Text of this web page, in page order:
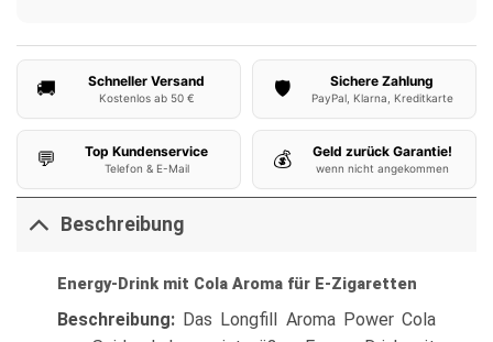
🚚 Schneller Versand
Kostenlos ab 50 € 🛡️ Sichere Zahlung
PayPal, Klarna, Kreditkarte
💬 Top Kundenservice
Telefon & E-Mail 💰 Geld zurück Garantie!
wenn nicht angekommen
Beschreibung
Energy-Drink mit Cola Aroma für E-Zigaretten
Beschreibung: Das Longfill Aroma Power Cola